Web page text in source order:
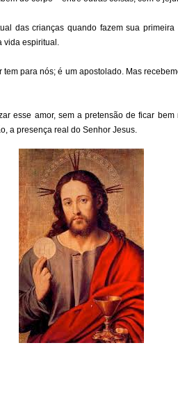
das crianças quando fazem sua
vida espiritual.
para nós; é um apostolado. Mas
esse amor, sem a pretensão de ficar
a presença real do Senhor Jesus.